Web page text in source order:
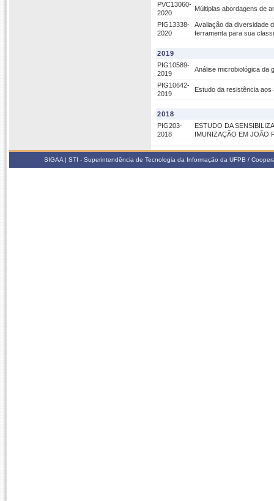
PVC13060-
2020
Múltiplas abordagens de
PIG13338-
2020
Avaliação da diversidade
ferramenta para sua
2019
PIG10589-
2019
Análise microbiológica da
PIG10642-
2019
Estudo da resistência
2018
PIG203-
2018
ESTUDO DA
IMUNIZAÇÃO EM JOÃO
SIGAA | STI - Superintendência de Tecnologia da Informação da UFPB /